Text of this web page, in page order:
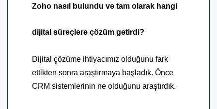
Zoho nasıl bulundu ve tam olarak hangi
dijital süreçlere çözüm getirdi?
Dijital çözüme ihtiyacımız olduğunu fark
ettikten sonra araştırmaya başladık. Önce
CRM sistemlerinin ne olduğunu araştırdık.